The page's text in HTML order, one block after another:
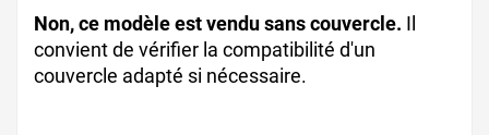
Non, ce modèle est vendu sans couvercle. Il
convient de vérifier la compatibilité d'un
couvercle adapté si nécessaire.